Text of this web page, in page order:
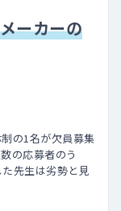
ーカーの
の1名が欠員募集
の応募者のう
先生は劣勢と見